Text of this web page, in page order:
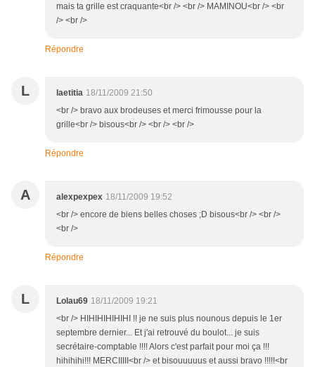
mais ta grille est craquante<br /> <br /> MAMINOU<br /> <br
/> <br />
Répondre
L laetitia 18/11/2009 21:50
<br /> bravo aux brodeuses et merci frimousse pour la
grille<br /> bisous<br /> <br /> <br />
Répondre
A alexpexpex 18/11/2009 19:52
<br /> encore de biens belles choses ;D bisous<br /> <br />
<br />
Répondre
L Lolau69 18/11/2009 19:21
<br /> HIHIHIHIHIHI !! je ne suis plus nounous depuis le 1er
septembre dernier... Et j'ai retrouvé du boulot... je suis
secrétaire-comptable !!!! Alors c'est parfait pour moi ça !!!
hihihihi!!! MERCIIIII<br /> et bisouuuuus et aussi bravo !!!!!<br